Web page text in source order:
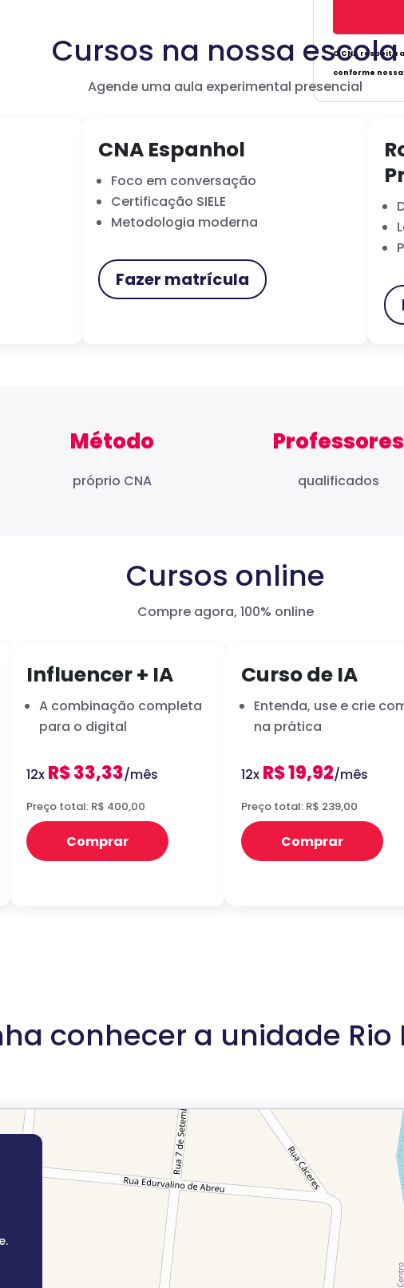
Cursos na nossa escola
Agende uma aula experimental presencial
CNA Espanhol
Foco em conversação
Certificação SIELE
Metodologia moderna
Fazer matrícula
Método
próprio CNA
Professores
qualificados
Cursos online
Compre agora, 100% online
Influencer + IA
A combinação completa
para o digital
12x R$ 33,33/mês
Preço total: R$ 400,00
Comprar
Curso de IA
Entenda, use e crie
na prática
12x R$ 19,92/mês
Preço total: R$ 239,00
Comprar
conhecer a unidade Rio